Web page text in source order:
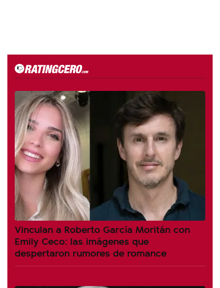
Vinculan a Roberto García Moritán con
Emily Ceco: las imágenes que
despertaron rumores de romance